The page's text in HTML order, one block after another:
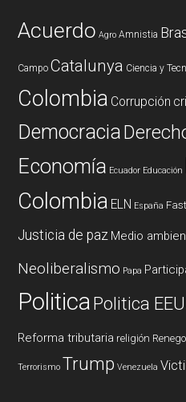
Acuerdo Agro Amnistia
Campo Catalunya Ciencia y
Colombia Corrupción
Democracia
Economía Ecuador Educación
Colombia ELN España
Justicia de paz Medio
Neoliberalismo Papa
PoliticaPolitica
Reforma tributaria religión
Terrorismo Trump Venezuela